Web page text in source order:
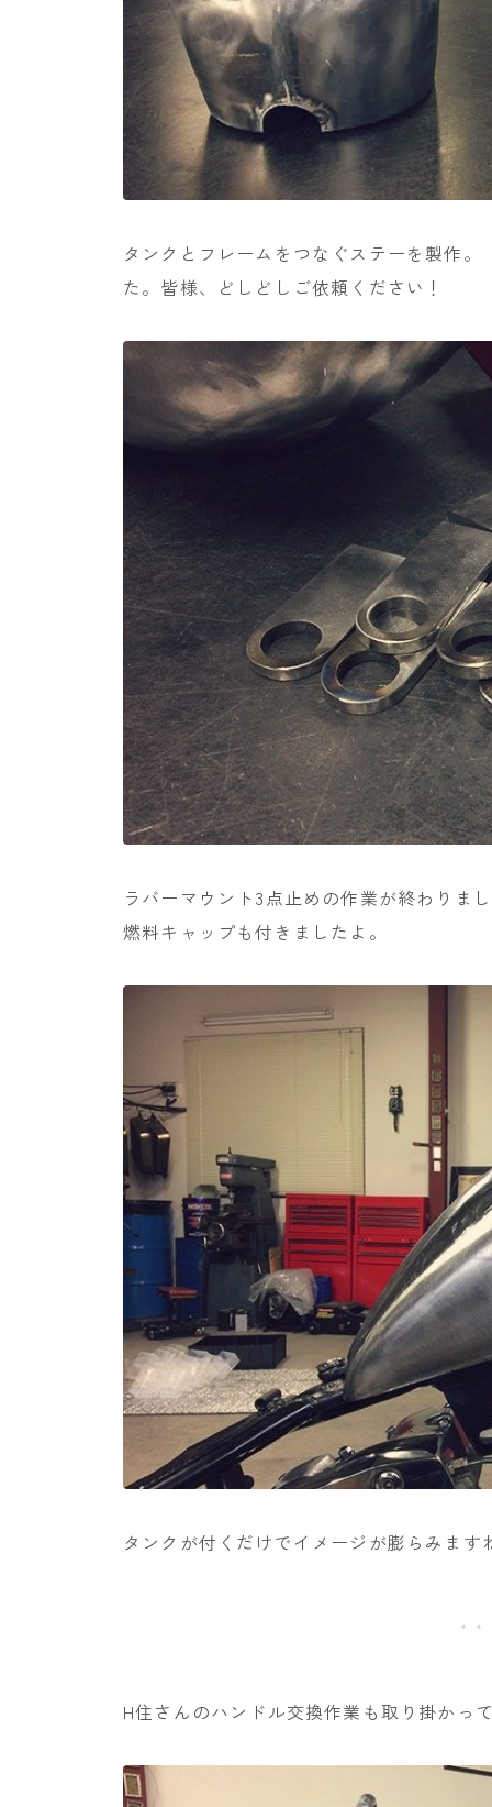
タンクとフレームをつなぐステーを製作
た。皆様、どしどしご依頼ください！
ラバーマウント3点止めの作業が終わりま
燃料キャップも付きましたよ。
タンクが付くだけでイメージが膨らみます
H住さんのハンドル交換作業も取り掛かっ